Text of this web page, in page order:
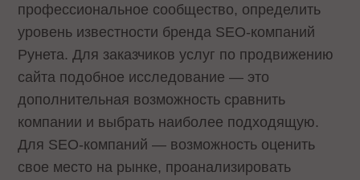
профессиональное сообщество, определить
уровень известности бренда SEO-компаний
Рунета. Для заказчиков услуг по продвижению
сайта подобное исследование — это
дополнительная возможность сравнить
компании и выбрать наиболее подходящую.
Для SEO-компаний — возможность оценить
свое место на рынке, проанализировать